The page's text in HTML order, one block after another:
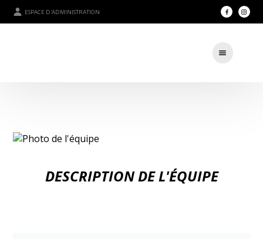
ESPACE D'ADMINISTRATION
DESCRIPTION DE L'ÉQUIPE